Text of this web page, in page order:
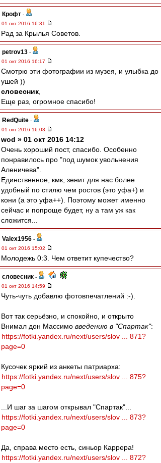
Крофт -
01 окт 2016 16:31
Рад за Крылья Советов.
petrov13 -
01 окт 2016 16:17
Смотрю эти фотографии из музея, и улыбка до
ушей ))
словесник
Еще раз, огромное спасибо!
RedQuite -
01 окт 2016 16:03
wod » 01 окт 2016 14:12
Очень хороший пост, спасибо. Особенно
понравилось про "под шумок увольнения
Аленичева".
Единственное, кмк, зенит для нас более
удобный по стилю чем ростов (это уфа+) и
кони (а это уфа++). Поэтому может именно
сейчас и попроще будет, ну а там уж как
сложится...
Valex1956 -
01 окт 2016 15:02
Молодежь 0:3. Чем ответит купечество?
словесник -
01 окт 2016 14:59
Чуть-чуть добавлю фотовпечатлений :-).
Вот так серьёзно, и спокойно, и открыто
Внимал дон Массимо введению в "Спартак":
https://fotki.yandex.ru/next/users/slov ... 871?
page=0
Кусочек яркий из анкеты патриарха:
https://fotki.yandex.ru/next/users/slov ... 875?
page=0
...И шаг за шагом открывал "Спартак"...
https://fotki.yandex.ru/next/users/slov ... 873?
page=0
Да, справа место есть, синьор Каррера!
https://fotki.yandex.ru/next/users/slov ... 872?